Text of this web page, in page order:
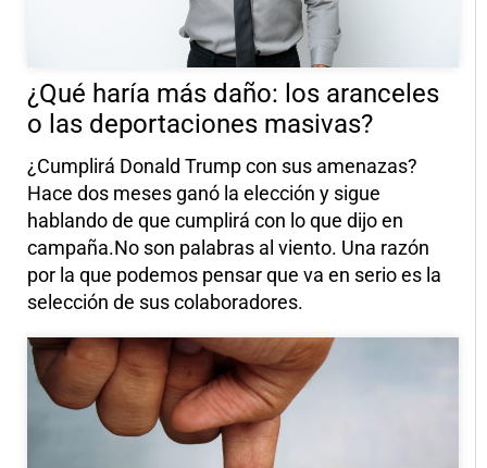
¿Qué haría más daño: los aranceles
o las deportaciones masivas?
¿Cumplirá Donald Trump con sus amenazas?
Hace dos meses ganó la elección y sigue
hablando de que cumplirá con lo que dijo en
campaña.No son palabras al viento. Una razón
por la que podemos pensar que va en serio es la
selección de sus colaboradores.